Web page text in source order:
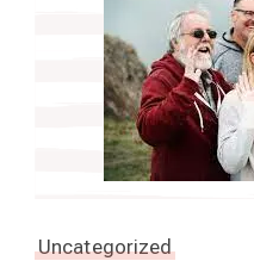
Uncategorized